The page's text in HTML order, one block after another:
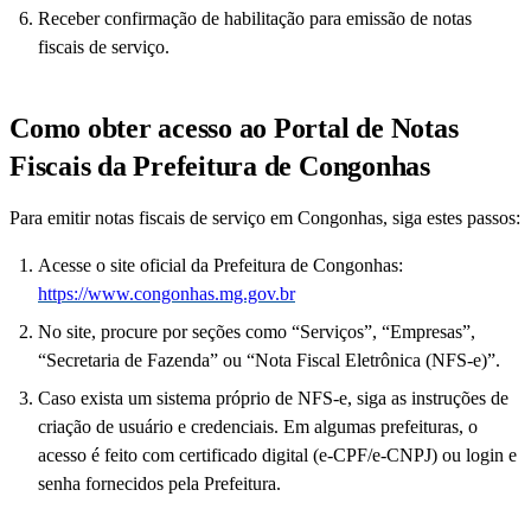
Receber confirmação de habilitação para emissão de notas
fiscais de serviço.
Como obter acesso ao Portal de Notas
Fiscais da Prefeitura de Congonhas
Para emitir notas fiscais de serviço em Congonhas, siga estes passos:
Acesse o site oficial da Prefeitura de Congonhas:
https://www.congonhas.mg.gov.br
No site, procure por seções como “Serviços”, “Empresas”,
“Secretaria de Fazenda” ou “Nota Fiscal Eletrônica (NFS-e)”.
Caso exista um sistema próprio de NFS-e, siga as instruções de
criação de usuário e credenciais. Em algumas prefeituras, o
acesso é feito com certificado digital (e-CPF/e-CNPJ) ou login e
senha fornecidos pela Prefeitura.